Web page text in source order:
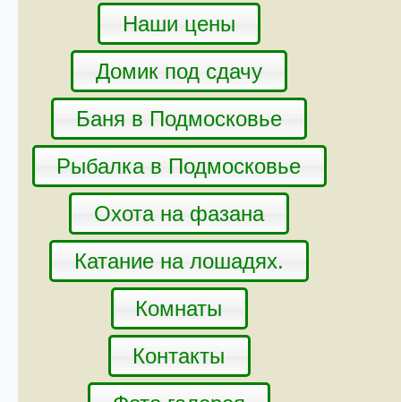
Наши цены
Домик под сдачу
Баня в Подмосковье
Рыбалка в Подмосковье
Охота на фазана
Катание на лошадях.
Комнаты
Контакты